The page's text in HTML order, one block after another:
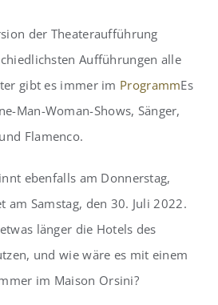
der Theateraufführung
Aufführungen alle
gibt es immer im ProgrammEs
Man-Woman-Shows, Sänger,
Flamenco.
ebenfalls am Donnerstag,
am Samstag, den 30. Juli 2022.
länger die Hotels des
und wie wäre es mit einem
im Maison Orsini?